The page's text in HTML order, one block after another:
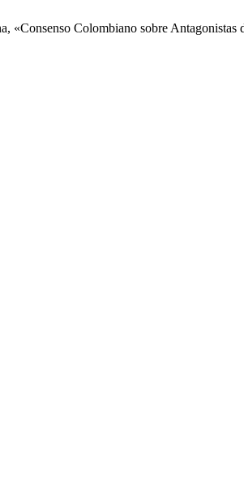
«Consenso Colombiano sobre